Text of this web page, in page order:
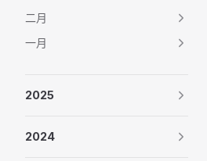
二月
一月
2025
2024